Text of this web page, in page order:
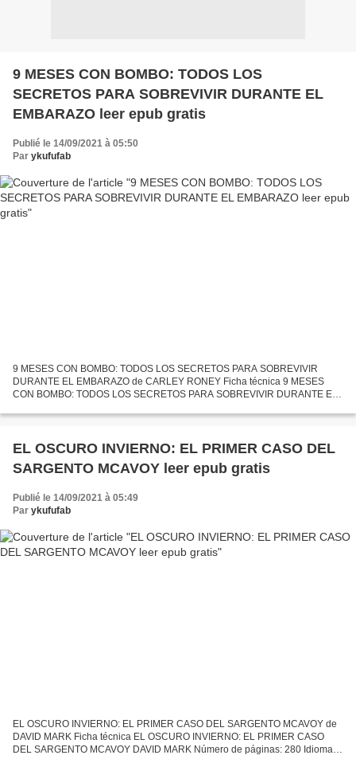
9 MESES CON BOMBO: TODOS LOS
SECRETOS PARA SOBREVIVIR DURANTE EL
EMBARAZO leer epub gratis
Publié le 14/09/2021 à 05:50
Par ykufufab
9 MESES CON BOMBO: TODOS LOS SECRETOS PARA SOBREVIVIR
DURANTE EL EMBARAZO de CARLEY RONEY Ficha técnica 9 MESES
CON BOMBO: TODOS LOS SECRETOS PARA SOBREVIVIR DURANTE EL
CASTELLANO Formatos: Pdf, ePub,...
EL OSCURO INVIERNO: EL PRIMER CASO DEL
SARGENTO MCAVOY leer epub gratis
Publié le 14/09/2021 à 05:49
Par ykufufab
EL OSCURO INVIERNO: EL PRIMER CASO DEL SARGENTO MCAVOY de
DAVID MARK Ficha técnica EL OSCURO INVIERNO: EL PRIMER CASO
DEL SARGENTO MCAVOY DAVID MARK Número de páginas: 280 Idioma: